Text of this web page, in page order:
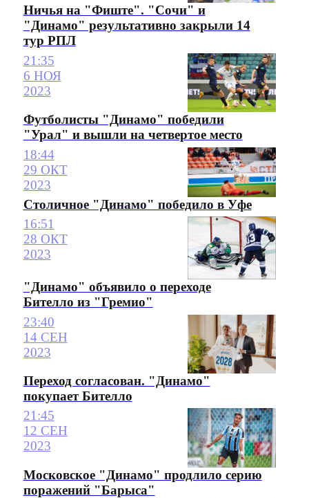
Ничья на "Фиште". "Сочи" и
"Динамо" результативно закрыли 14
тур РПЛ
21:35
6 НОЯ
2023
Футболисты "Динамо" победили
"Урал" и вышли на четвертое место
18:44
29 ОКТ
2023
Столичное "Динамо" победило в Уфе
16:51
28 ОКТ
2023
"Динамо" объявило о переходе
Бителло из "Гремио"
23:40
14 СЕН
2023
Переход согласован. "Динамо"
покупает Бителло
21:45
12 СЕН
2023
Московское "Динамо" продлило серию
поражений "Барыса"